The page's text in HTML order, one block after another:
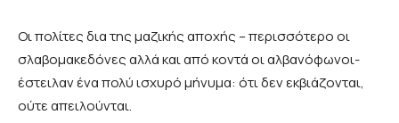
Οι πολίτες δια της μαζικής αποχής – περισσότερο οι
σλαβομακεδόνες αλλά και από κοντά οι αλβανόφωνοι-
έστειλαν ένα πολύ ισχυρό μήνυμα: ότι δεν εκβιάζονται,
ούτε απειλούνται.